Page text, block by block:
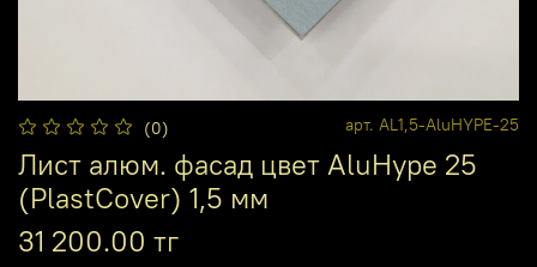
(0) арт. AL1,5-AluHYPE-25
Лист алюм. фасад цвет AluHype 25
(PlastCover) 1,5 мм
31 200.00 тг